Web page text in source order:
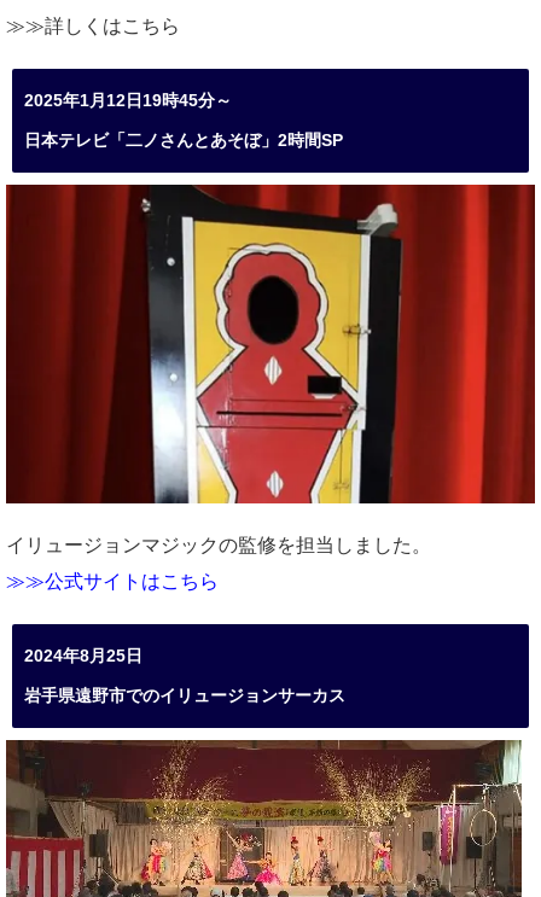
≫≫詳しくはこちら
2025年1月12日19時45分～
日本テレビ「二ノさんとあそぼ」2時間SP
イリュージョンマジックの監修を担当しました。
≫≫公式サイトはこちら
2024年8月25日
岩手県遠野市でのイリュージョンサーカス